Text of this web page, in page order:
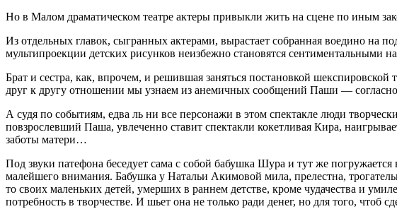
Но в Малом драматическом театре актеры привыкли жить на сцене по иным
Из отдельных главок, сыгранных актерами, вырастает собранная воедино на
мультипроекции детских рисунков неизбежно становятся
Брат и сестра, как, впрочем, и решившая заняться постановкой
друг к другу отношении мы узнаем из анемичных сообщений Паши — согласно
А судя по событиям, едва ль ни все персонажи в этом спектакле люди
повзрослевший Паша, увлеченно ставит спектакли кокетливая Кира,
заботы матери…
Под звуки патефона беседует сама с собой бабушка Шура и тут же
малейшего внимания. Бабушка у Натальи Акимовой мила, прелестна,
то своих маленьких детей, умерших в раннем детстве, кроме чудачества и
потребность в творчестве. И шьет она не только ради денег, но для того, чтоб